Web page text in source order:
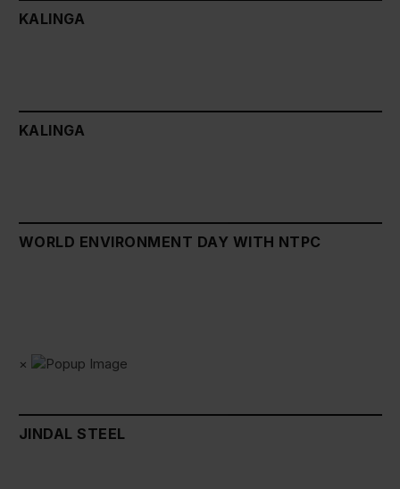
KALINGA
KALINGA
WORLD ENVIRONMENT DAY WITH NTPC
×
JINDAL STEEL